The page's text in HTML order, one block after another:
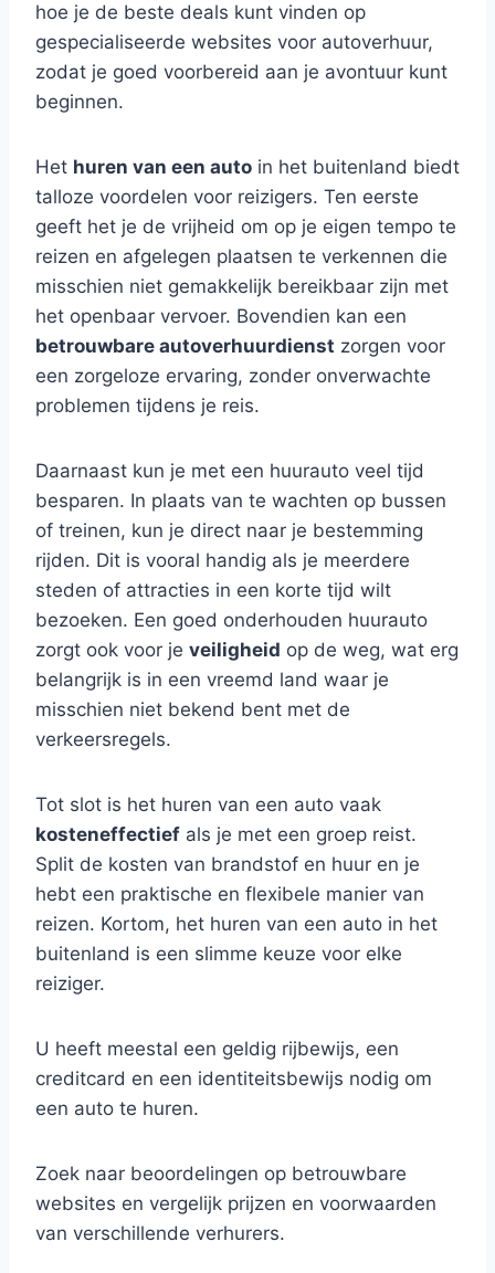
hoe je de beste deals kunt vinden op
gespecialiseerde websites voor autoverhuur,
zodat je goed voorbereid aan je avontuur kunt
beginnen.
Het huren van een auto in het buitenland biedt
talloze voordelen voor reizigers. Ten eerste
geeft het je de vrijheid om op je eigen tempo te
reizen en afgelegen plaatsen te verkennen die
misschien niet gemakkelijk bereikbaar zijn met
het openbaar vervoer. Bovendien kan een
betrouwbare autoverhuurdienst zorgen voor
een zorgeloze ervaring, zonder onverwachte
problemen tijdens je reis.
Daarnaast kun je met een huurauto veel tijd
besparen. In plaats van te wachten op bussen
of treinen, kun je direct naar je bestemming
rijden. Dit is vooral handig als je meerdere
steden of attracties in een korte tijd wilt
bezoeken. Een goed onderhouden huurauto
zorgt ook voor je veiligheid op de weg, wat erg
belangrijk is in een vreemd land waar je
misschien niet bekend bent met de
verkeersregels.
Tot slot is het huren van een auto vaak
kosteneffectief als je met een groep reist.
Split de kosten van brandstof en huur en je
hebt een praktische en flexibele manier van
reizen. Kortom, het huren van een auto in het
buitenland is een slimme keuze voor elke
reiziger.
U heeft meestal een geldig rijbewijs, een
creditcard en een identiteitsbewijs nodig om
een auto te huren.
Zoek naar beoordelingen op betrouwbare
websites en vergelijk prijzen en voorwaarden
van verschillende verhurers.